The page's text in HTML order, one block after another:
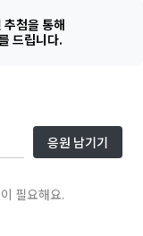
첨을 통해
드립니다.
응원 남기기
이 필요해요.